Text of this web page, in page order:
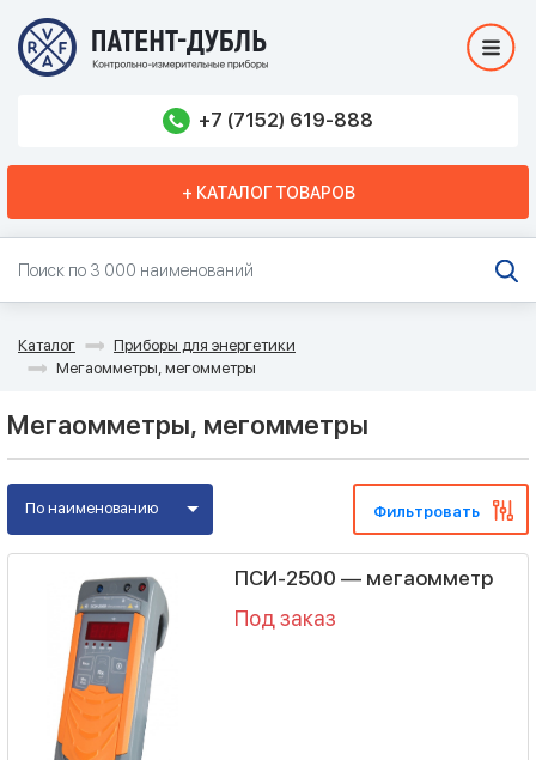
+7 (7152) 619-888
+ КАТАЛОГ ТОВАРОВ
Каталог
Приборы для энергетики
Мегаомметры, мегомметры
Мегаомметры, мегомметры
По наименованию Фильтровать
ПСИ-2500 — мегаомметр
Под заказ